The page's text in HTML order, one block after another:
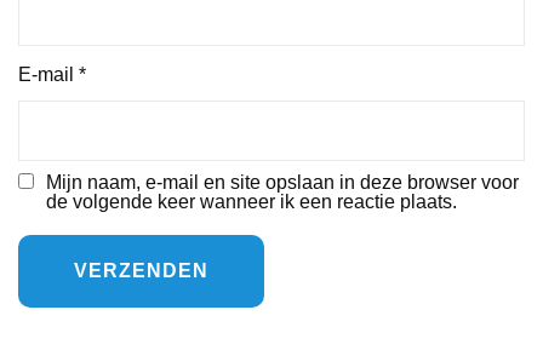
E-mail *
Mijn naam, e-mail en site opslaan in deze browser voor
de volgende keer wanneer ik een reactie plaats.